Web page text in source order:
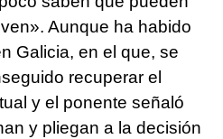
Aunque ha habido
Galicia, en el que, se
recuperar el
y el ponente señaló
y pliegan a la decisión